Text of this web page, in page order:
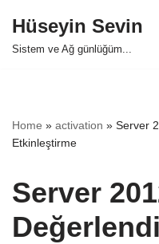
Skip
Hüseyin Sevin
Sistem ve Ağ günlüğüm...
Home » activation » Server
Etkinleştirme
Server